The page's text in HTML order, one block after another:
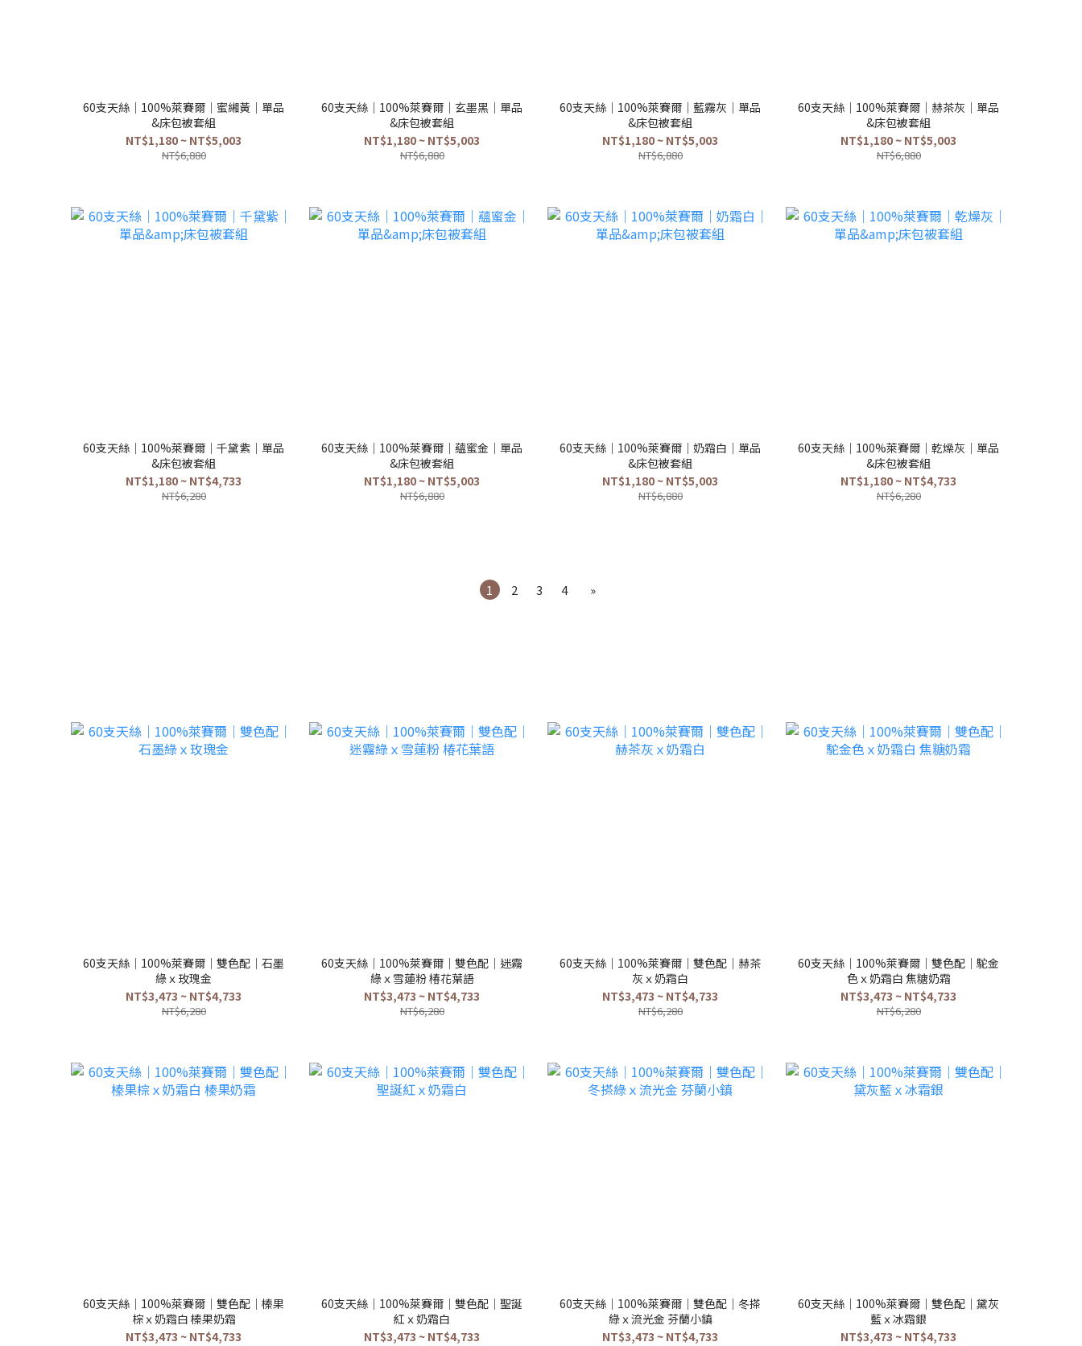
60支天絲｜100%萊賽爾｜蜜緗黃｜單品
&床包被套組
NT$1,180 ~ NT$5,003
NT$6,880
60支天絲｜100%萊賽爾｜玄墨黑｜單品
&床包被套組
NT$1,180 ~ NT$5,003
NT$6,880
60支天絲｜100%萊賽爾｜藍霧灰｜單品
&床包被套組
NT$1,180 ~ NT$5,003
NT$6,880
60支天絲｜100%萊賽爾｜赫茶灰｜單品
&床包被套組
NT$1,180 ~ NT$5,003
NT$6,880
60支天絲｜100%萊賽爾｜千黛紫｜單品
&床包被套組
NT$1,180 ~ NT$4,733
NT$6,280
60支天絲｜100%萊賽爾｜蘊蜜金｜單品
&床包被套組
NT$1,180 ~ NT$5,003
NT$6,880
60支天絲｜100%萊賽爾｜奶霜白｜單品
&床包被套組
NT$1,180 ~ NT$5,003
NT$6,880
60支天絲｜100%萊賽爾｜乾燥灰｜單品
&床包被套組
NT$1,180 ~ NT$4,733
NT$6,280
1 2 3 4 »
60支天絲｜100%萊賽爾｜雙色配｜石墨
綠ｘ玫瑰金
NT$3,473 ~ NT$4,733
NT$6,280
60支天絲｜100%萊賽爾｜雙色配｜迷霧
綠ｘ雪蓮粉 椿花葉語
NT$3,473 ~ NT$4,733
NT$6,280
60支天絲｜100%萊賽爾｜雙色配｜赫茶
灰ｘ奶霜白
NT$3,473 ~ NT$4,733
NT$6,280
60支天絲｜100%萊賽爾｜雙色配｜駝金
色ｘ奶霜白 焦糖奶霜
NT$3,473 ~ NT$4,733
NT$6,280
60支天絲｜100%萊賽爾｜雙色配｜榛果
棕ｘ奶霜白 榛果奶霜
NT$3,473 ~ NT$4,733
60支天絲｜100%萊賽爾｜雙色配｜聖誕
紅ｘ奶霜白
NT$3,473 ~ NT$4,733
60支天絲｜100%萊賽爾｜雙色配｜冬搽
綠ｘ流光金 芬蘭小鎮
NT$3,473 ~ NT$4,733
60支天絲｜100%萊賽爾｜雙色配｜黛灰
藍ｘ冰霜銀
NT$3,473 ~ NT$4,733